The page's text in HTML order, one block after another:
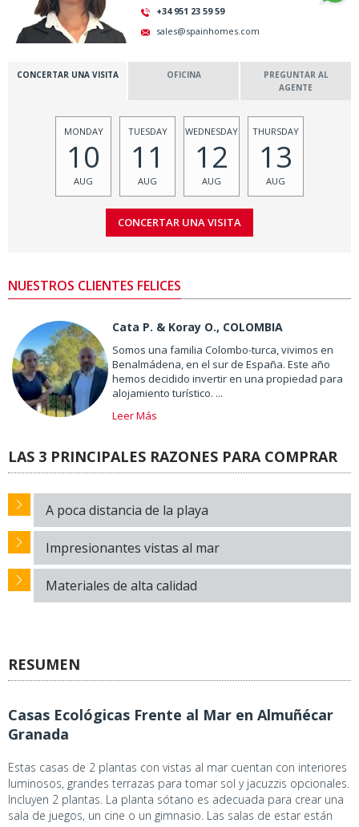
+34 951 23 59 59
sales@spainhomes.com
CONCERTAR UNA VISITA OFICINA
PREGUNTAR AL
AGENTE
MONDAY
10
AUG
TUESDAY
11
AUG
WEDNESDAY
12
AUG
THURSDAY
13
AUG
NUESTROS CLIENTES FELICES
Cata P. & Koray O., COLOMBIA
Somos una familia Colombo-turca, vivimos en
Benalmádena, en el sur de España. Este año
hemos decidido invertir en una propiedad para
alojamiento turístico. ...
Leer Más
LAS 3 PRINCIPALES RAZONES PARA COMPRAR
A poca distancia de la playa
Impresionantes vistas al mar
Materiales de alta calidad
RESUMEN
Casas Ecológicas Frente al Mar en Almuñécar
Granada
Estas casas de 2 plantas con vistas al mar cuentan con interiores
luminosos, grandes terrazas para tomar sol y jacuzzis opcionales.
Incluyen 2 plantas. La planta sótano es adecuada para crear una
sala de juegos, un cine o un gimnasio. Las salas de estar están